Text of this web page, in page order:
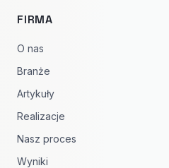
FIRMA
O nas
Branże
Artykuły
Realizacje
Nasz proces
Wyniki